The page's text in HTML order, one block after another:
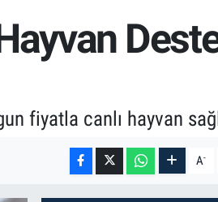
fiyatla canlı hayvan
A-